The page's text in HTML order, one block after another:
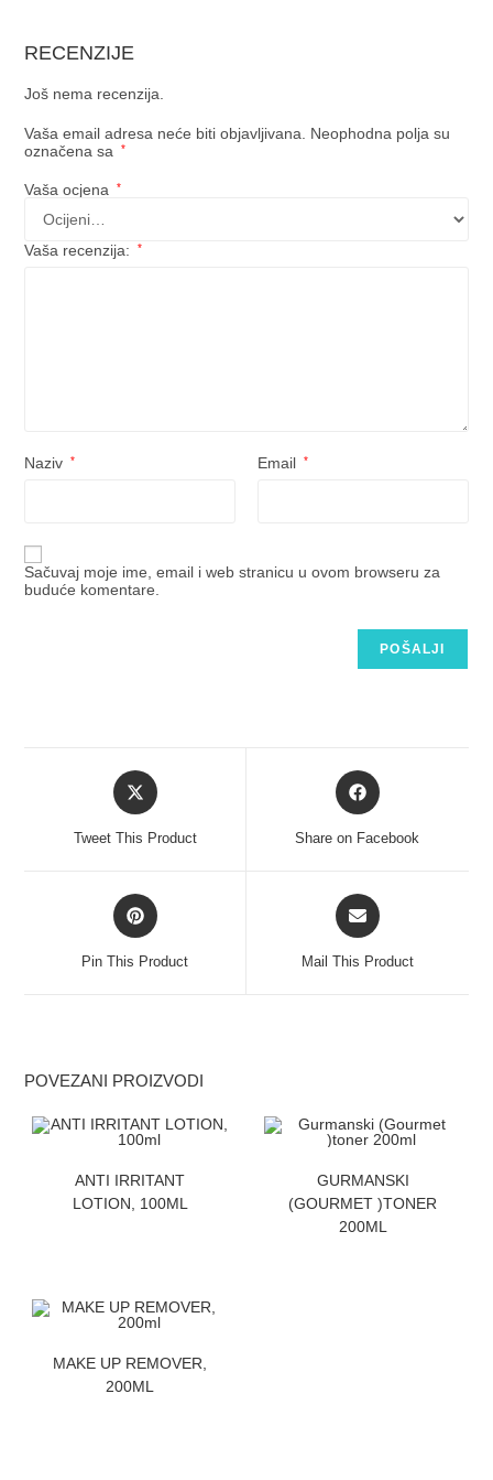
RECENZIJE
Još nema recenzija.
Vaša email adresa neće biti objavljivana. Neophodna polja su
označena sa
*
Vaša ocjena *
Vaša recenzija: *
Naziv * Email *
Sačuvaj moje ime, email i web stranicu u ovom browseru za
buduće komentare.
Tweet This Product Share on Facebook
Pin This Product Mail This Product
POVEZANI PROIZVODI
ANTI IRRITANT
LOTION, 100ML
GURMANSKI
(GOURMET )TONER
200ML
MAKE UP REMOVER,
200ML